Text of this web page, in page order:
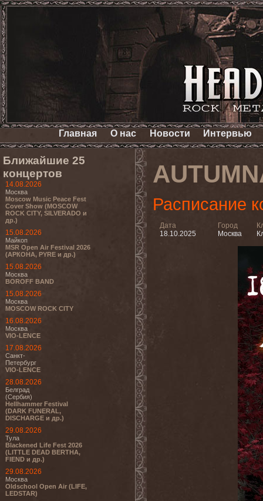
Главная О нас Новости Интервью
Ближайшие 25
концертов
14.08.2026
Москва
Moscow Music Peace Fest
Cover Show (MOSCOW
ROCK CITY, SILVERADO и
др.)
15.08.2026
Майкоп
MSR Open Air Festival 2026
(АРКОНА, PYRE и др.)
15.08.2026
Москва
BOROFF BAND
15.08.2026
Москва
MOSCOW ROCK CITY
16.08.2026
Москва
VIO-LENCE
17.08.2026
Санкт-
Петербург
VIO-LENCE
28.08.2026
Белград
(Сербия)
Hellhammer Festival
(DARK FUNERAL,
DISCHARGE и др.)
29.08.2026
Тула
Blackened Life Fest 2026
(LITTLE DEAD BERTHA,
FIEND и др.)
29.08.2026
Москва
Oldschool Open Air (LIFE,
LEDSTAR)
Расписание
Дата
18.10.2025
Город
Москва